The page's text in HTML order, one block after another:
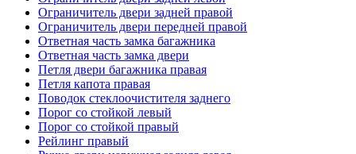
Ограничитель двери задней правой
Ограничитель двери передней правой
Ответная часть замка багажника
Ответная часть замка двери
Петля двери багажника правая
Петля капота правая
Поводок стеклоочистителя заднего
Порог со стойкой левый
Порог со стойкой правый
Рейлинг правый